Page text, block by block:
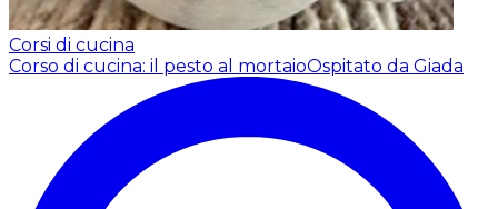
Corsi di cucina
Corso di cucina: il pesto al mortaioOspitato da Giada